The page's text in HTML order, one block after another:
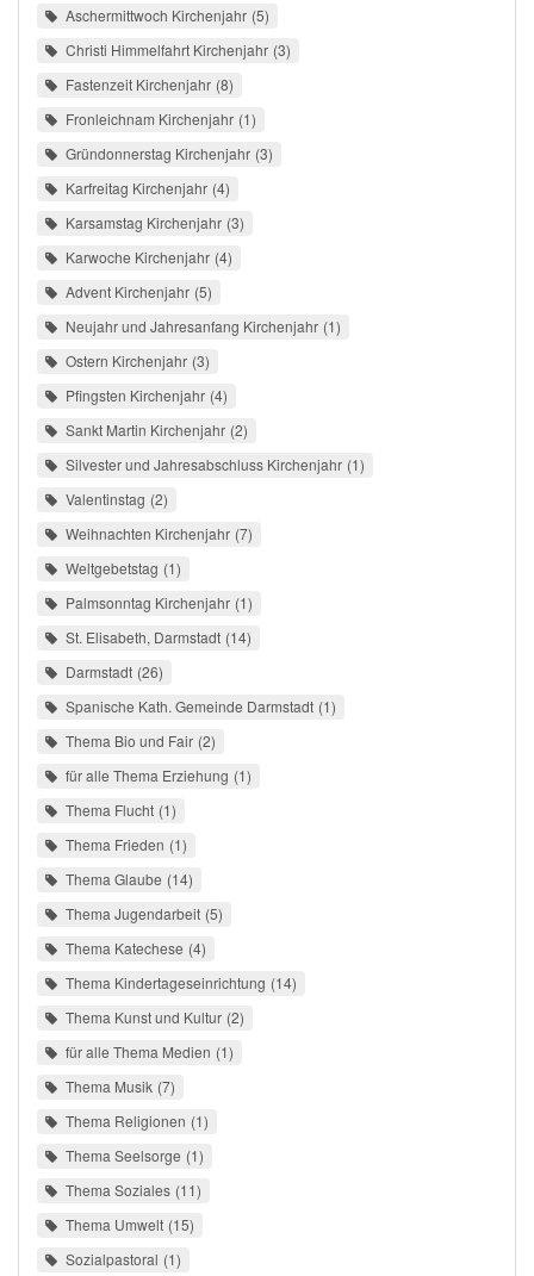
Aschermittwoch Kirchenjahr 5
Christi Himmelfahrt Kirchenjahr 3
Fastenzeit Kirchenjahr 8
Fronleichnam Kirchenjahr 1
Gründonnerstag Kirchenjahr 3
Karfreitag Kirchenjahr 4
Karsamstag Kirchenjahr 3
Karwoche Kirchenjahr 4
Advent Kirchenjahr 5
Neujahr und Jahresanfang Kirchenjahr 1
Ostern Kirchenjahr 3
Pfingsten Kirchenjahr 4
Sankt Martin Kirchenjahr 2
Silvester und Jahresabschluss Kirchenjahr 1
Valentinstag 2
Weihnachten Kirchenjahr 7
Weltgebetstag 1
Palmsonntag Kirchenjahr 1
St. Elisabeth, Darmstadt 14
Darmstadt 26
Spanische Kath. Gemeinde Darmstadt 1
Thema Bio und Fair 2
für alle Thema Erziehung 1
Thema Flucht 1
Thema Frieden 1
Thema Glaube 14
Thema Jugendarbeit 5
Thema Katechese 4
Thema Kindertageseinrichtung 14
Thema Kunst und Kultur 2
für alle Thema Medien 1
Thema Musik 7
Thema Religionen 1
Thema Seelsorge 1
Thema Soziales 11
Thema Umwelt 15
Sozialpastoral 1